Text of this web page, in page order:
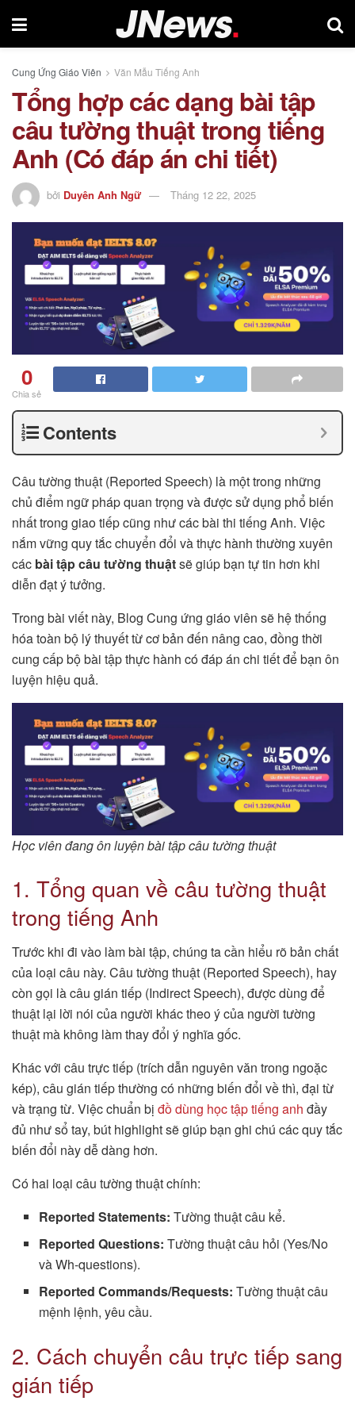
Cung Ứng Giáo Viên Văn Mẫu Tiếng Anh
Tổng hợp các dạng bài tập
câu tường thuật trong tiếng
Anh (Có đáp án chi tiết)
bởi Duyên Anh Ngữ Tháng 12 22, 2025
0
Chia sẻ
Contents
Câu tường thuật (Reported Speech) là một trong những
chủ điểm ngữ pháp quan trọng và được sử dụng phổ biến
nhất trong giao tiếp cũng như các bài thi tiếng Anh. Việc
nắm vững quy tắc chuyển đổi và thực hành thường xuyên
các bài tập câu tường thuậtsẽ giúp bạn tự tin hơn khi
diễn đạt ý tưởng.
Trong bài viết này, Blog Cung ứng giáo viên sẽ hệ thống
hóa toàn bộ lý thuyết từ cơ bản đến nâng cao, đồng thời
cung cấp bộ bài tập thực hành có đáp án chi tiết để bạn ôn
luyện hiệu quả.
Học viên đang ôn luyện bài tập câu tường thuật
1. Tổng quan về câu tường thuật
trong tiếng Anh
Trước khi đi vào làm bài tập, chúng ta cần hiểu rõ bản chất
của loại câu này. Câu tường thuật (Reported Speech), hay
còn gọi là câu gián tiếp (Indirect Speech), được dùng để
thuật lại lời nói của người khác theo ý của người tường
thuật mà không làm thay đổi ý nghĩa gốc.
Khác với câu trực tiếp (trích dẫn nguyên văn trong ngoặc
kép), câu gián tiếp thường có những biến đổi về thì, đại từ
và trạng từ. Việc chuẩn bị đồ dùng học tập tiếng anh đầy
đủ như sổ tay, bút highlight sẽ giúp bạn ghi chú các quy tắc
biến đổi này dễ dàng hơn.
Có hai loại câu tường thuật chính:
Reported Statements: Tường thuật câu kể.
Reported Questions: Tường thuật câu hỏi (Yes/No
và Wh-questions).
Reported Commands/Requests: Tường thuật câu
mệnh lệnh, yêu cầu.
2. Cách chuyển câu trực tiếp sang
gián tiếp